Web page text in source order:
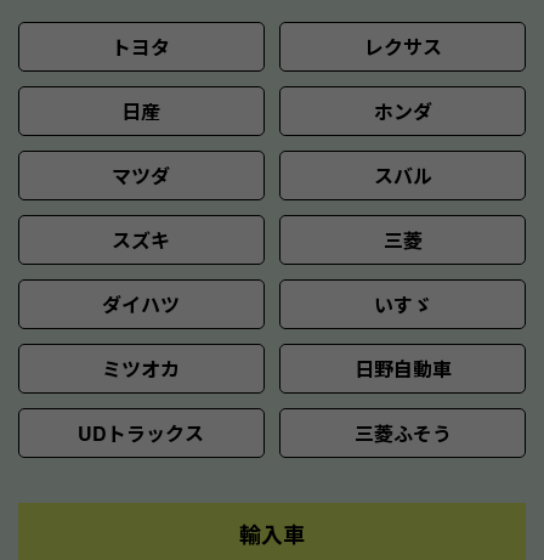
トヨタ レクサス
日産 ホンダ
マツダ スバル
スズキ 三菱
ダイハツ いすゞ
ミツオカ 日野自動車
UDトラックス 三菱ふそう
輸入車